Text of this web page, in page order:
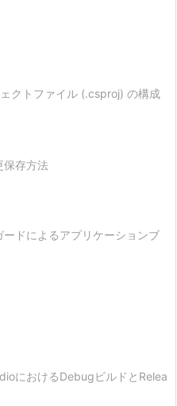
クトファイル (.csproj) の構成
保存方法
ードによるアプリケーションブ
におけるDebugビルドとRelea